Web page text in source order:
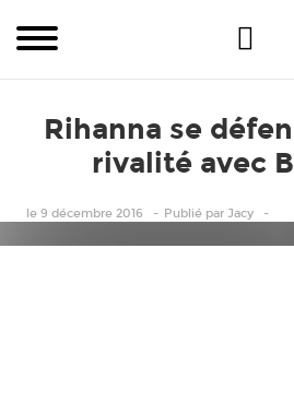
Rihanna se
rivalité avec
le 9 décembre 2016 Publié par Jacy